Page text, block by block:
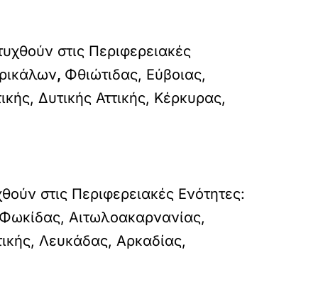
στις Περιφερειακές
, Φθιώτιδας, Εύβοιας,
Δυτικής Αττικής, Κέρκυρας,
στις Περιφερειακές Ενότητες:
Αιτωλοακαρνανίας,
Λευκάδας, Αρκαδίας,